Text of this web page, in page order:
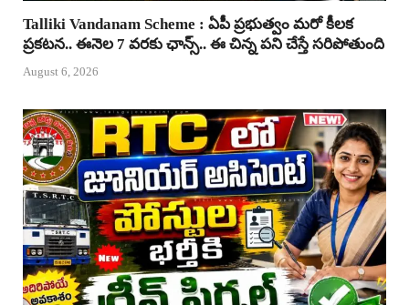
Talliki Vandanam Scheme : ఏపీ ప్రభుత్వం మరో కీలక
ప్రకటన.. ఈనెల 7 వరకు ఛాన్స్.. ఈ చిన్న పని చేస్తే సరిపోతుంది
August 6, 2026